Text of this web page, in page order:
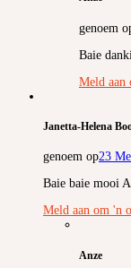
genoem
Baie
Meld aan
Janetta-Helena
genoem op23
Baie baie mooi
Meld aan om 'n
Anze